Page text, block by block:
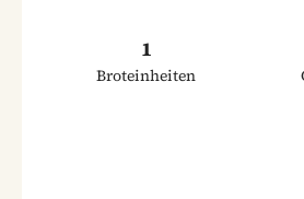
1
Broteinheiten